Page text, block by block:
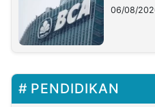
06/08/
PENDIDIKAN